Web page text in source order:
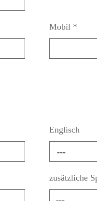
Mobil *
Englisch
---
zusätzliche